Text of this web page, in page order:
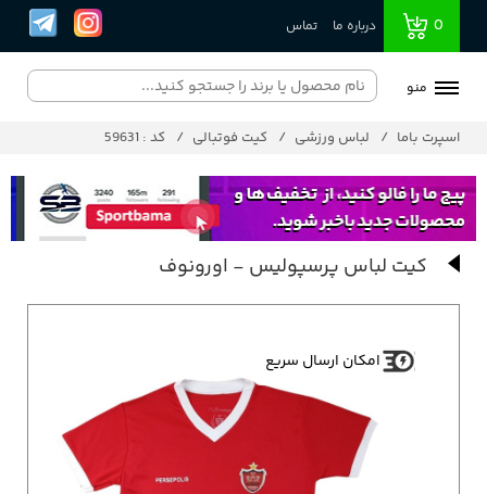
0 درباره ما تماس
منو
اسپرت باما لباس ورزشی کیت فوتبالی کد : 59631
کیت لباس پرسپولیس - اورونوف
امکان ارسال سریع